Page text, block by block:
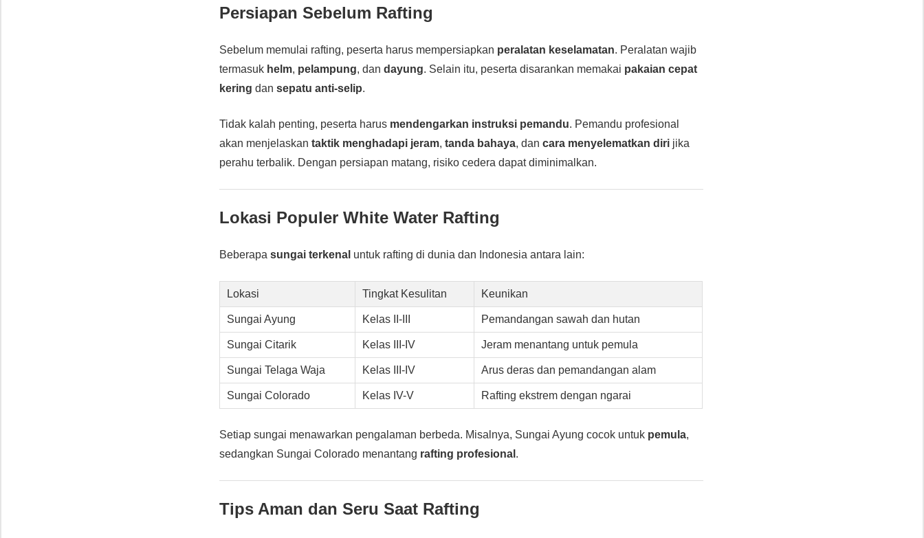
Persiapan Sebelum Rafting
Sebelum memulai rafting, peserta harus mempersiapkan peralatan keselamatan. Peralatan wajib
termasuk helm, pelampung, dandayung. Selain itu, peserta disarankan memakai pakaian cepat
kering dansepatu anti-selip.
Tidak kalah penting, peserta harus mendengarkan instruksi pemandu. Pemandu profesional
akan menjelaskantaktik menghadapi jeram,tanda bahaya, dancara menyelematkan diri jika
perahu terbalik. Dengan persiapan matang, risiko cedera dapat diminimalkan.
Lokasi Populer White Water Rafting
Beberapasungai terkenal untuk rafting di dunia dan Indonesia antara lain:
Lokasi Tingkat Kesulitan Keunikan
Sungai Ayung Kelas II-III Pemandangan sawah dan hutan
Sungai Citarik Kelas III-IV Jeram menantang untuk pemula
Sungai Telaga Waja Kelas III-IV Arus deras dan pemandangan alam
Sungai Colorado Kelas IV-V Rafting ekstrem dengan ngarai
Setiap sungai menawarkan pengalaman berbeda. Misalnya, Sungai Ayung cocok untuk pemula,
sedangkan Sungai Colorado menantang rafting profesional .
Tips Aman dan Seru Saat Rafting